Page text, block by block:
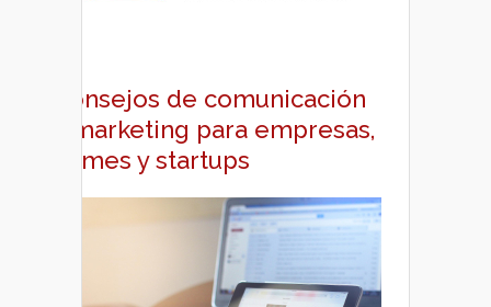
Consejos de comunicación
y marketing para empresas,
pymes y startups